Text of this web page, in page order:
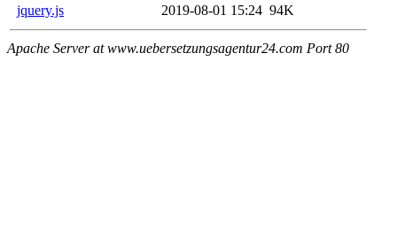
jquery.js
2019-08-01 15:24 94K
Apache Server at www.uebersetzungsagentur24.com Port 80